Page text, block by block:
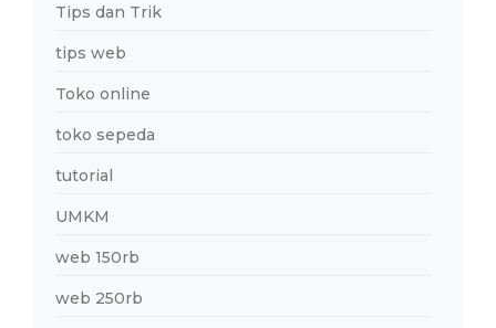
Tips dan Trik
tips web
Toko online
toko sepeda
tutorial
UMKM
web 150rb
web 250rb